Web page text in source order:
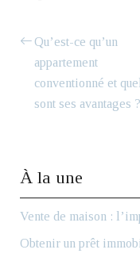
Qu’est-ce qu’un
appartement
conventionné et
sont ses avantages ?
À la une
Vente de maison :
Obtenir un prêt